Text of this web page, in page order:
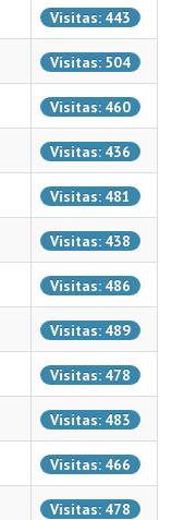
Visitas: 443
Visitas: 504
Visitas: 460
Visitas: 436
Visitas: 481
Visitas: 438
Visitas: 486
Visitas: 489
Visitas: 478
Visitas: 483
Visitas: 466
Visitas: 478